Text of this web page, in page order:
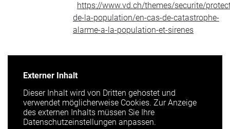
https://www.vd.ch/themes/securite/
de-la-population/en-cas-de-catastrophe-
alarme-a-la-population-et-sirenes
Externer Inhalt
Dieser Inhalt wird von Dritten gehostet und
verwendet möglicherweise Cookies. Zur Anzeige
des externen Inhalts müssen Sie Ihre
Datenschutzeinstellungen anpassen.